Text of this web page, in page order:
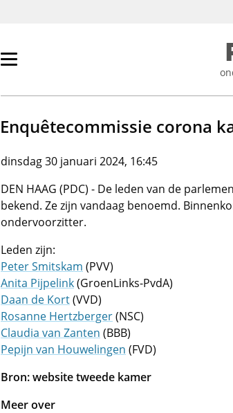
Primair
tonen/verbergen
Enquêtecommissie corona
dinsdag 30 januari 2024, 16:45
DEN HAAG (PDC) - De leden van de
bekend. Ze zijn vandaag benoemd.
ondervoorzitter.
Leden zijn:
Peter Smitskam (PVV)
Anita Pijpelink(GroenLinks-PvdA)
Daan de Kort(VVD)
Rosanne Hertzberger(NSC)
Claudia van Zanten (BBB)
Pepijn van Houwelingen (FVD)
Bron: website tweede kamer
Meer over